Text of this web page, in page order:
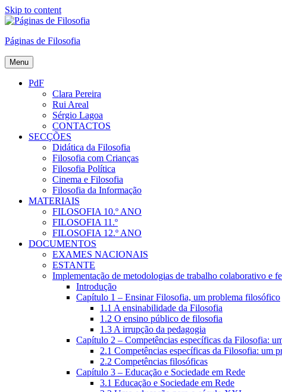
Skip to content
Páginas de Filosofia
Menu
PdF
Clara Pereira
Rui Areal
Sérgio Lagoa
CONTACTOS
SECÇÕES
Didática da Filosofia
Filosofia com Crianças
Filosofia Política
Cinema e Filosofia
Filosofia da Informação
MATERIAIS
FILOSOFIA 10.º ANO
FILOSOFIA 11.º
FILOSOFIA 12.º ANO
DOCUMENTOS
EXAMES NACIONAIS
ESTANTE
Implementação de metodologias de trabalho colaborativo e
Introdução
Capítulo 1 – Ensinar Filosofia, um problema filosófico
1.1 A ensinabilidade da Filosofia
1.2 O ensino público de filosofia
1.3 A irrupção da pedagogia
Capítulo 2 – Competências específicas da Filosofia:
2.1 Competências específicas da Filosofia: um
2.2 Competências filosóficas
Capítulo 3 – Educação e Sociedade em Rede
3.1 Educação e Sociedade em Rede